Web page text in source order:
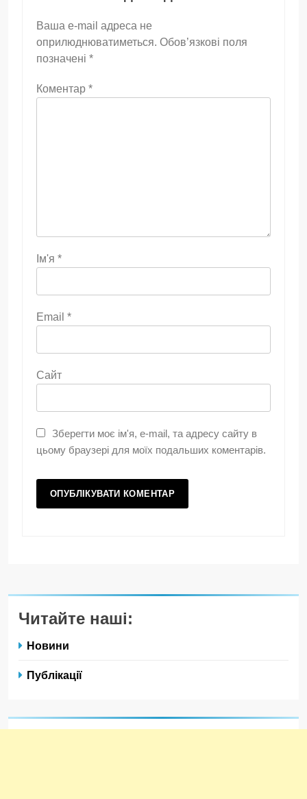
Ваша e-mail адреса не
оприлюднюватиметься. Обов’язкові поля
позначені *
Коментар *
Ім'я *
Email *
Сайт
Зберегти моє ім'я, e-mail, та адресу сайту в
цьому браузері для моїх подальших коментарів.
Читайте наші:
Новини
Публікації